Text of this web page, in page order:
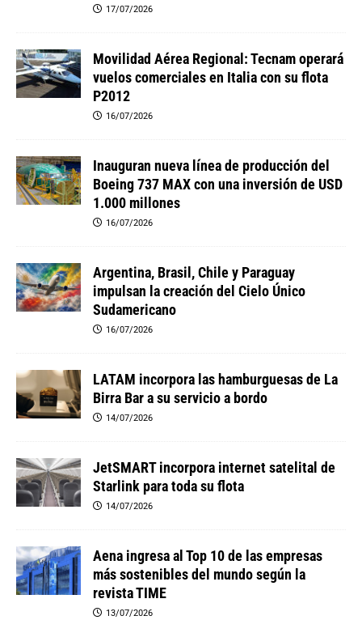
17/07/2026
Movilidad Aérea Regional: Tecnam operará
vuelos comerciales en Italia con su flota
P2012
16/07/2026
Inauguran nueva línea de producción del
Boeing 737 MAX con una inversión de USD
1.000 millones
16/07/2026
Argentina, Brasil, Chile y Paraguay
impulsan la creación del Cielo Único
Sudamericano
16/07/2026
LATAM incorpora las hamburguesas de La
Birra Bar a su servicio a bordo
14/07/2026
JetSMART incorpora internet satelital de
Starlink para toda su flota
14/07/2026
Aena ingresa al Top 10 de las empresas
más sostenibles del mundo según la
revista TIME
13/07/2026